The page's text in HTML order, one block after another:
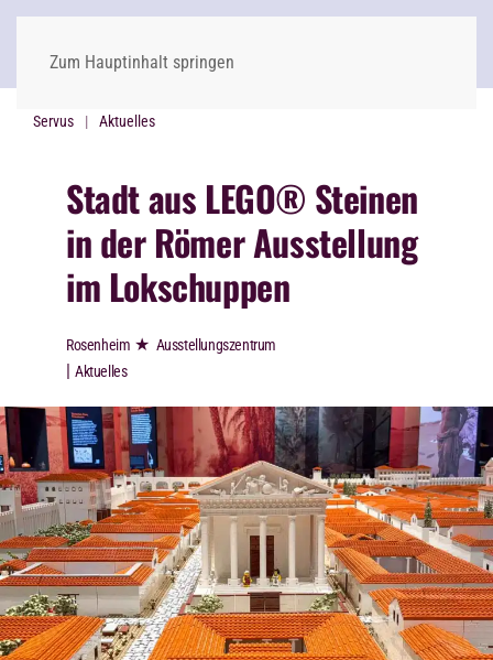
Zum Hauptinhalt springen
Servus Aktuelles
Stadt aus LEGO® Steinen
in der Römer Ausstellung
im Lokschuppen
Rosenheim ★ Ausstellungszentrum
| Aktuelles